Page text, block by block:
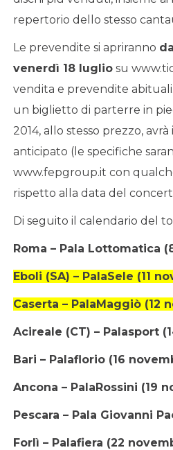
repertorio dello stesso
Le prevendite si apriranno
venerdì 18 lugliosu
vendita e prevendite
un biglietto di parterre in
2014, allo stesso prezzo,
anticipato (le specifiche
www.fepgroup.it con
rispetto alla data del
Di seguito il calendario del
Roma – Pala Lottomatica
Eboli (SA) – PalaSele (11
Caserta – PalaMaggiò (12
Acireale (CT) – Palasport
Bari – Palaflorio (16
Ancona – PalaRossini (19
Pescara – Pala Giovanni
Forlì – Palafiera (22